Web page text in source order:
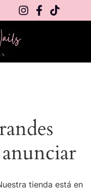
tienda está en